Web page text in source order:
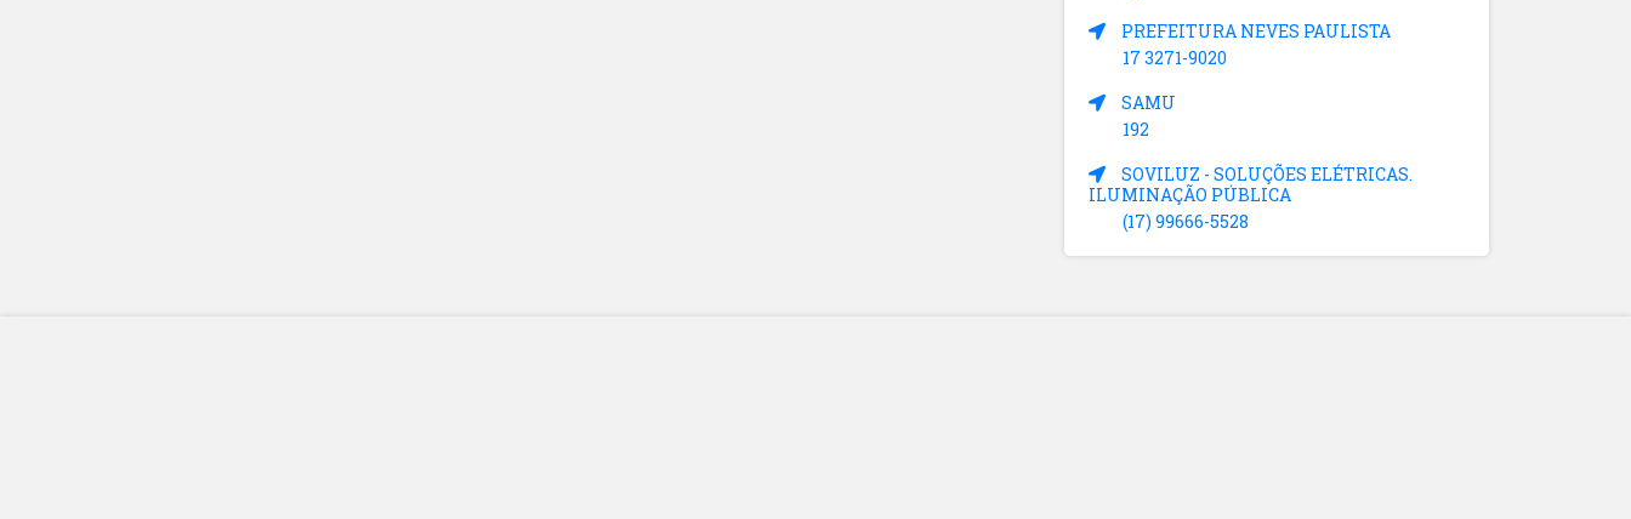
PREFEITURA NEVES PAULISTA
17 3271-9020
SAMU
192
SOVILUZ - SOLUÇÕES ELÉTRICAS.
ILUMINAÇÃO PÚBLICA
(17) 99666-5528